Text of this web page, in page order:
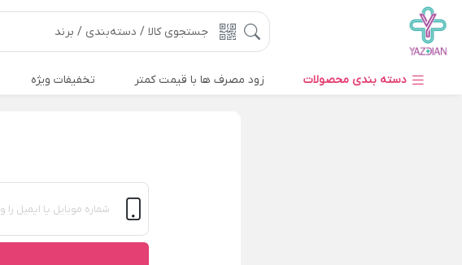
دسته بندی محصولات زود مصرف ها با قیمت کمتر تخفیفات ویژه